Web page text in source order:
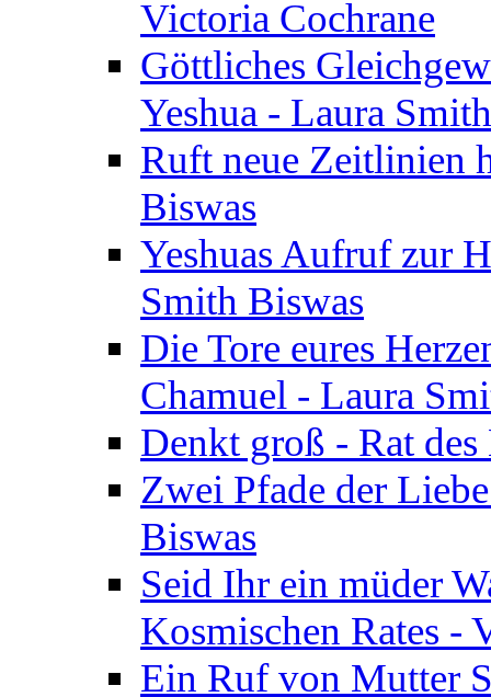
Victoria Cochrane
Göttliches
Yeshua - Laura
Ruft neue Zeitlinien
Biswas
Yeshuas Aufruf zur
Smith Biswas
Die Tore eures
Chamuel - Laura
Denkt groß - Rat
Zwei Pfade der
Biswas
Seid Ihr ein müder
Kosmischen Rates -
Ein Ruf von Mutter